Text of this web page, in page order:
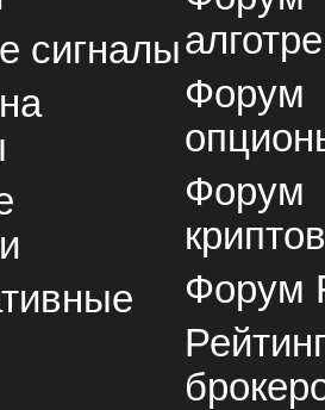
сигналы
Форум
Форум
Форум